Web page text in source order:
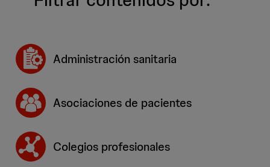
Administración sanitaria
Asociaciones de pacientes
Colegios profesionales